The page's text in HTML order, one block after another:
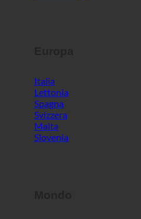
Italia
Lettonia
Spagna
Svizzera
Malta
Slovenia